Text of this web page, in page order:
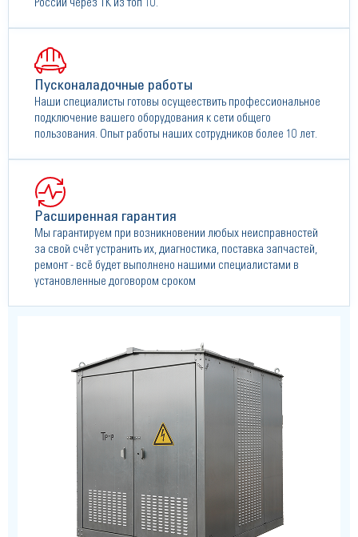
России через ТК из топ 10.
Пусконаладочные работы
Наши специалисты готовы осущеествить профессиональное
подключение вашего оборудования к сети общего
пользования. Опыт работы наших сотрудников более 10 лет.
Расширенная гарантия
Мы гарантируем при возникновении любых неисправностей
за свой счёт устранить их, диагностика, поставка запчастей,
ремонт - всё будет выполнено нашими специалистами в
установленные договором сроком